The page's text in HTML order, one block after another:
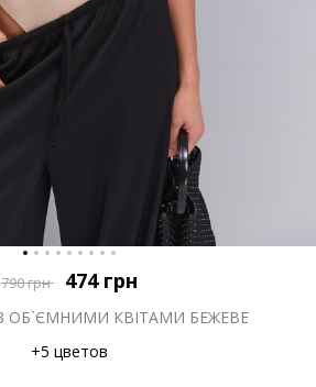
790грн 474 грн
ОБ`ЄМНИМИ КВІТАМИ БЕЖЕВЕ
+5 цветов